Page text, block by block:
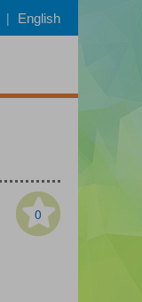
| English
0